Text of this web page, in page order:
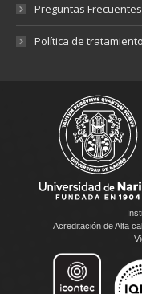
Preguntas Frecuentes
Política de
Acreditación de Alta